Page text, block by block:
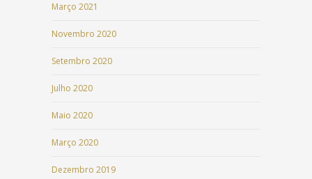
Março 2021
Novembro 2020
Setembro 2020
Julho 2020
Maio 2020
Março 2020
Dezembro 2019